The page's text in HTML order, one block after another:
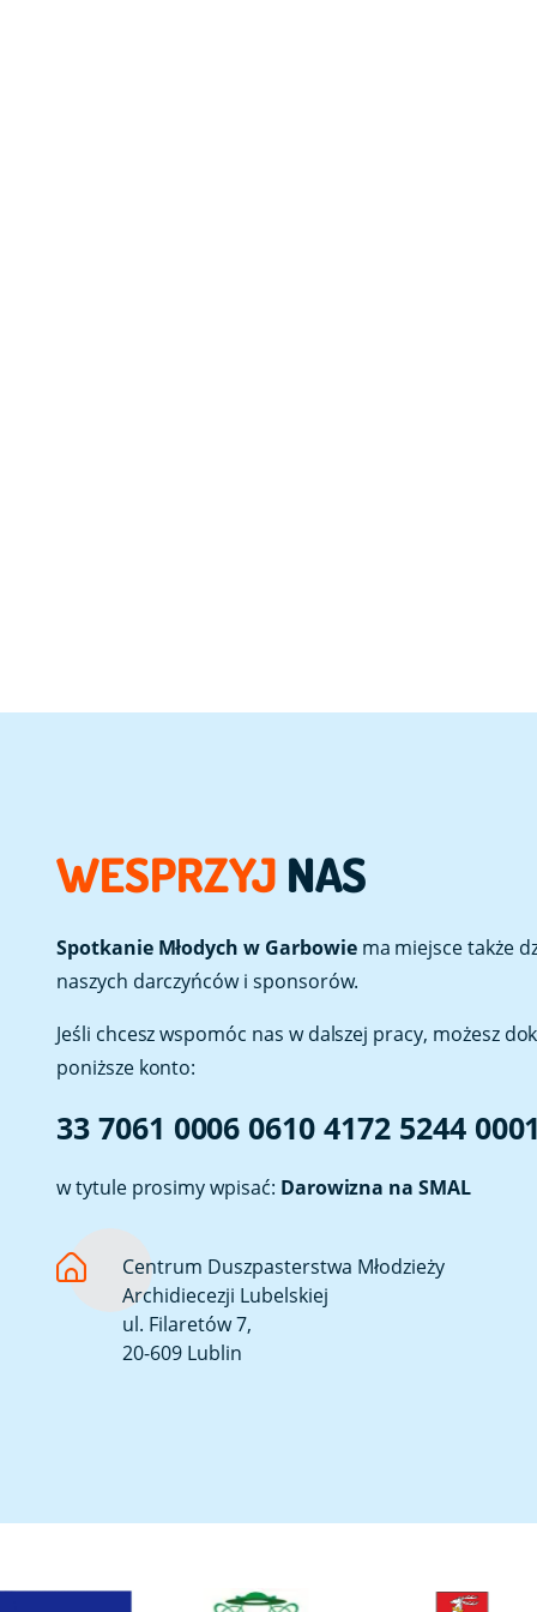
WESPRZYJ NAS
Spotkanie Młodych w Garbowiema miejsce także
naszych darczyńców i sponsorów.
Jeśli chcesz wspomóc nas w dalszej pracy, możesz
poniższe konto:
33 7061 0006 0610 4172 5244
w tytule prosimy wpisać: Darowizna na SMAL
Centrum Duszpasterstwa Młodzieży
Archidiecezji Lubelskiej
ul. Filaretów 7,
20-609 Lublin
Link otwiera sie w nowej karcieLink otwiera sie w